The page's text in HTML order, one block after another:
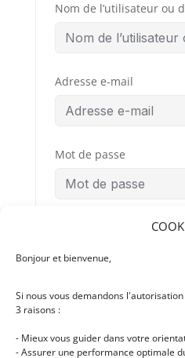
Bonjour et bienvenue,
Si nous vous demandons
3 raisons :
- Mieux vous guider dans votre
- Assurer une performance optimale
Nom de l’utilisateur ou
Adresse e-mail
Mot de passe
Confirmation du mot de